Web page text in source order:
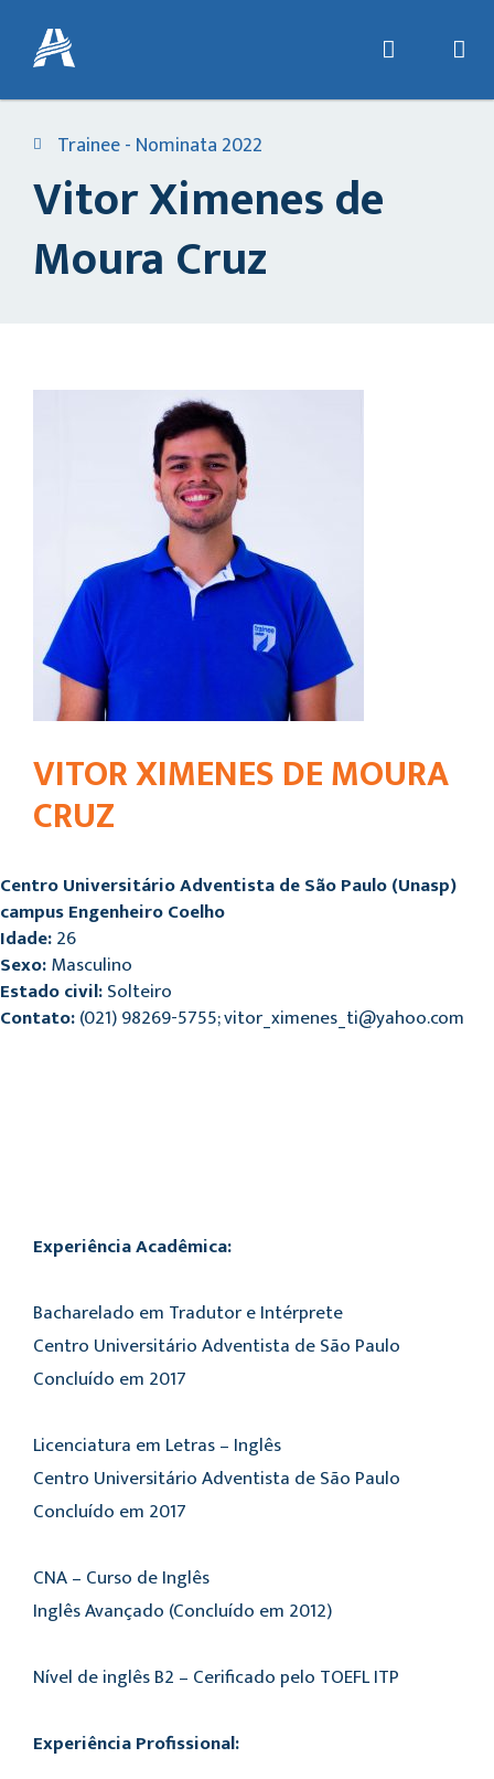
Trainee - Nominata 2022
Vitor Ximenes de
Moura Cruz
VITOR XIMENES DE MOURA
CRUZ
Centro Universitário Adventista de São Paulo (Unasp)
campus Engenheiro Coelho
Idade:26
Sexo:Masculino
Estado civil:Solteiro
Contato:(021) 98269-5755; vitor_ximenes_ti@yahoo.com
Experiência Acadêmica:
Bacharelado em Tradutor e Intérprete
Centro Universitário Adventista de São Paulo
Concluído em 2017
Licenciatura em Letras – Inglês
Centro Universitário Adventista de São Paulo
Concluído em 2017
CNA – Curso de Inglês
Inglês Avançado (Concluído em 2012)
Nível de inglês B2 – Cerificado pelo TOEFL ITP
Experiência Profissional: